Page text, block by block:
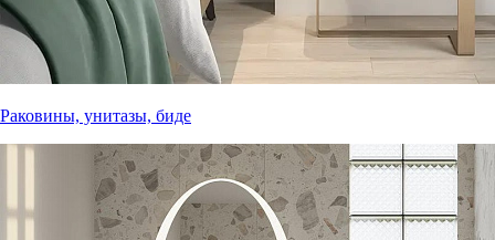
Раковины, унитазы, биде